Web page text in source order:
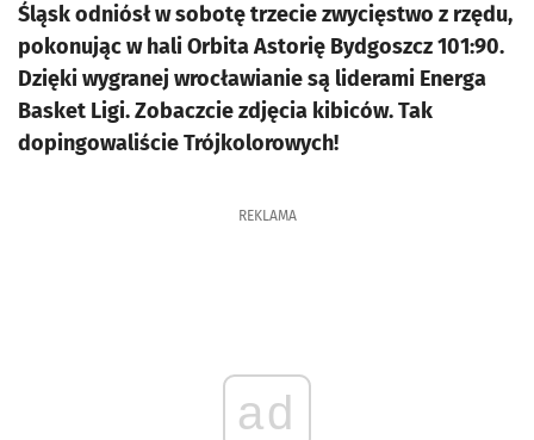
Śląsk odniósł w sobotę trzecie zwycięstwo z rzędu,
pokonując w hali Orbita Astorię Bydgoszcz 101:90.
Dzięki wygranej wrocławianie są liderami Energa
Basket Ligi. Zobaczcie zdjęcia kibiców. Tak
dopingowaliście Trójkolorowych!
REKLAMA
ad